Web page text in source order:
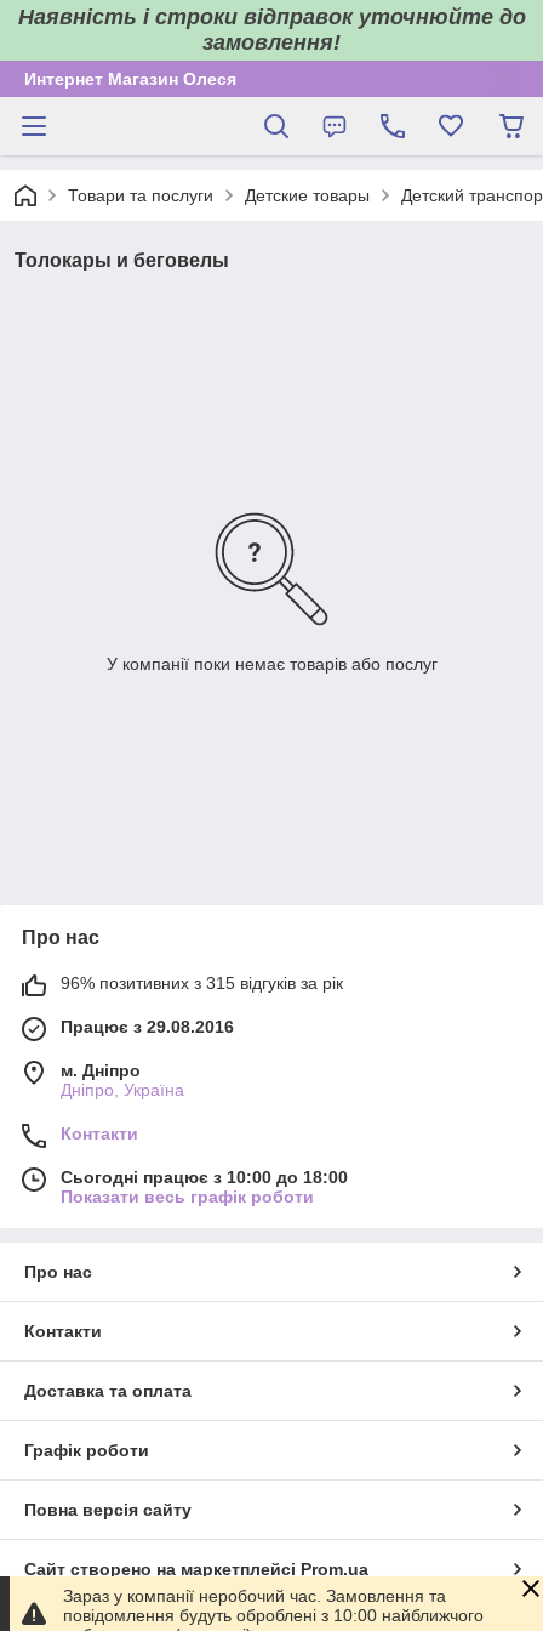
Наявність і строки відправок уточнюйте до
замовлення!
Интернет Магазин Олеся
Товари та послуги Детские товары Детский
Толокары и беговелы
У компанії поки немає товарів або послуг
Про нас
96% позитивних з 315 відгуків за рік
Працює з 29.08.2016
м. Дніпро
Дніпро, Україна
Контакти
Сьогодні працює з 10:00 до 18:00
Показати весь графік роботи
Про нас
Контакти
Доставка та оплата
Графік роботи
Повна версія сайту
Сайт створено на маркетплейсі Prom.ua
Зараз у компанії неробочий час. Замовлення та
повідомлення будуть оброблені з 10:00 найближчого